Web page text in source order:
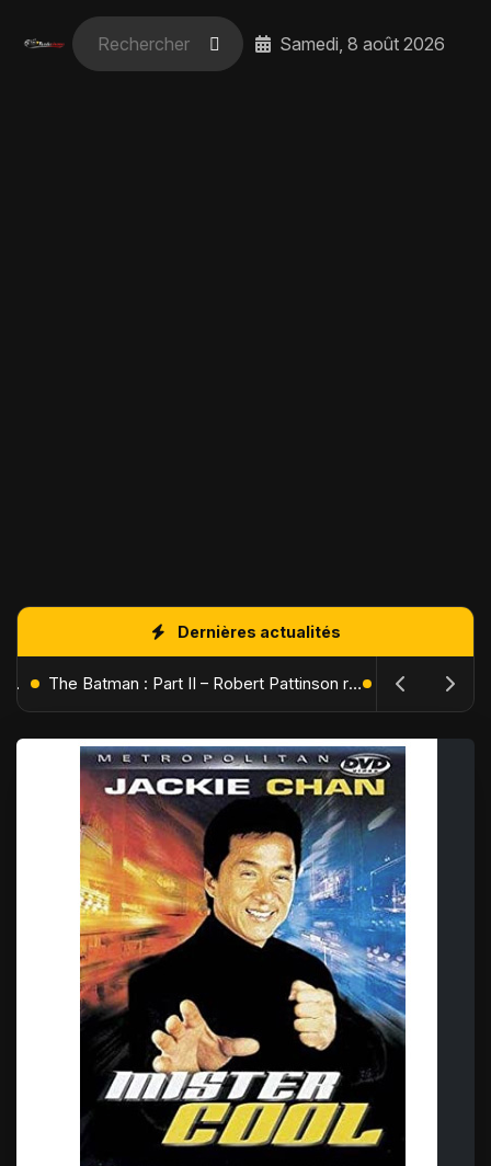
Samedi, 8 août 2026
Dernières actualités
L'Âge de Glace : Le Réveil du Volcan – Manny, Sid et Diego de retour pour une aventure explosive The Batman : Part II – Robert Pattinson replonge dans les ténèbres de Gotham dès octobre 2027